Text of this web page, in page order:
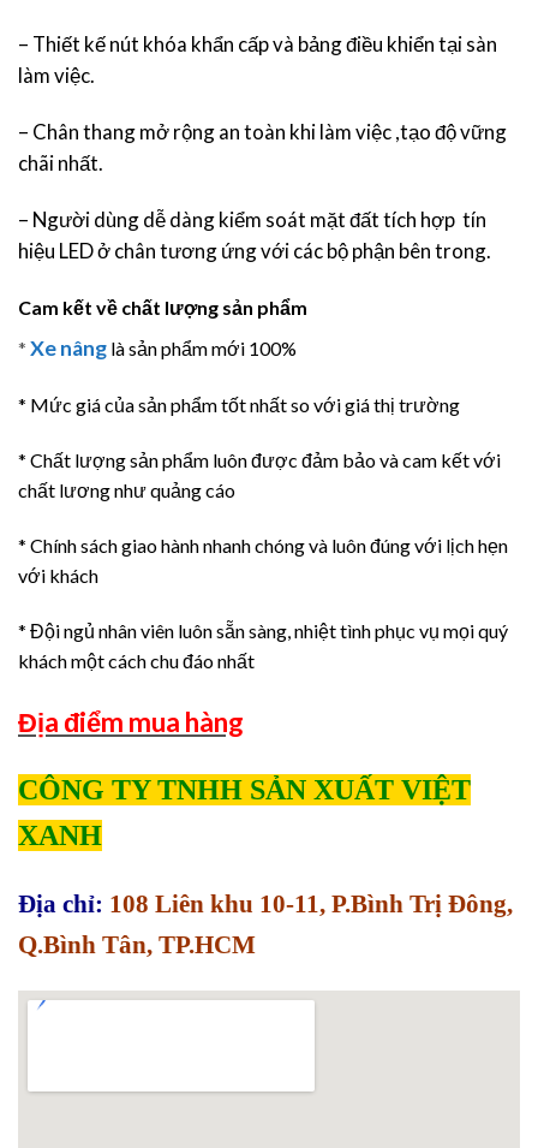
– Thiết kế nút khóa khẩn cấp và bảng điều khiển tại sàn
làm việc.
– Chân thang mở rộng an toàn khi làm việc ,tạo độ vững
chãi nhất.
– Người dùng dễ dàng kiểm soát mặt đất tích hợp tín
hiệu LED ở chân tương ứng với các bộ phận bên trong.
Cam kết về chất lượng sản phẩm
* Xe nâng là sản phẩm mới 100%
* Mức giá của sản phẩm tốt nhất so với giá thị trường
* Chất lượng sản phẩm luôn được đảm bảo và cam kết với
chất lương như quảng cáo
* Chính sách giao hành nhanh chóng và luôn đúng với lịch hẹn
với khách
* Đội ngủ nhân viên luôn sẵn sàng, nhiệt tình phục vụ mọi quý
khách một cách chu đáo nhất
Địa điểm mua hàng
CÔNG TY TNHH SẢN XUẤT VIỆT
XANH
Địa chỉ: 108 Liên khu 10-11, P.Bình Trị Đông,
Q.Bình Tân, TP.HCM